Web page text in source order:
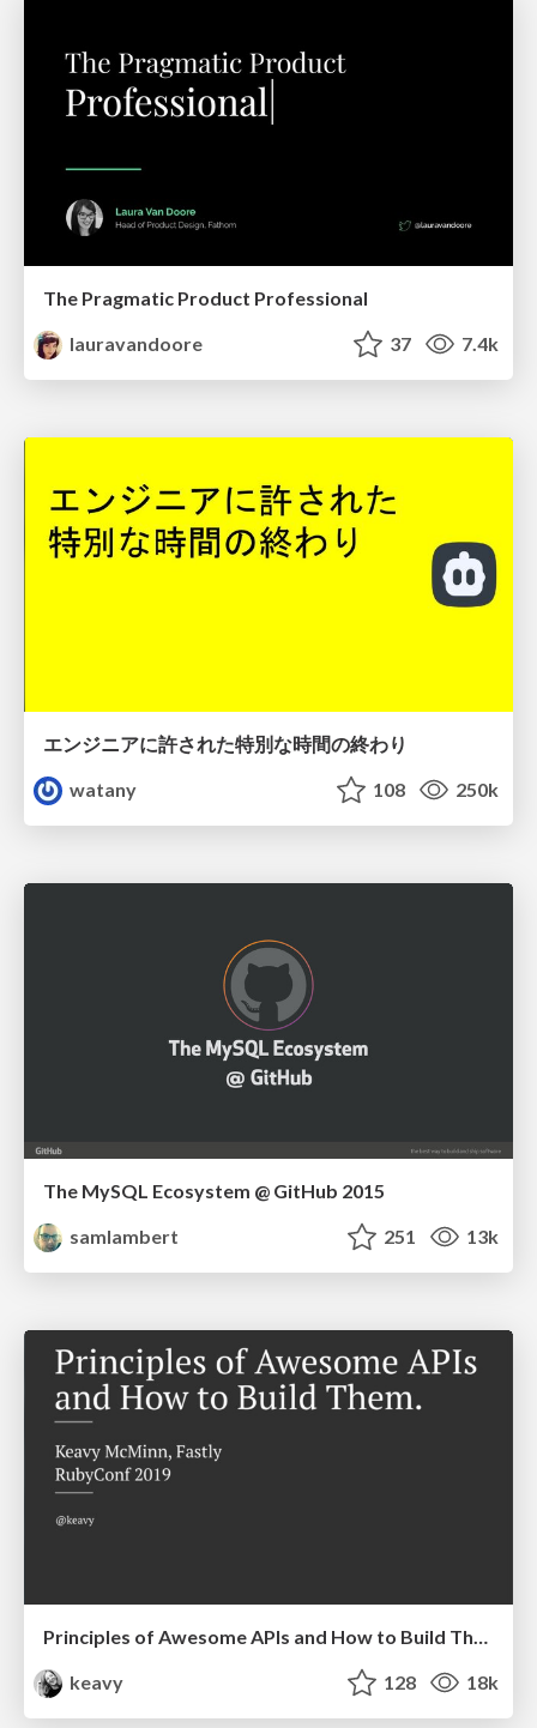
The Pragmatic Product Professional
lauravandoore
37 7.4k
エンジニアに許された特別な時間の終わり
watany
108 250k
The MySQL Ecosystem @ GitHub 2015
samlambert
251 13k
Principles of Awesome APIs and How to Build Them.
keavy
128 18k